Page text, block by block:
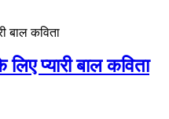
प्यारी बाल कविता